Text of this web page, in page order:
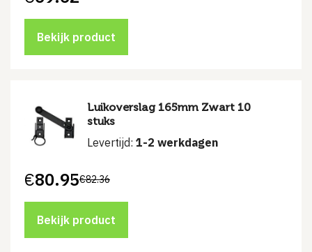
Bekijk product
Luikoverslag 165mm Zwart 10
stuks
Levertijd: 1-2 werkdagen
€82.36
Oorspronkelijke
was:
€82.36.
€80.95
Huidige
is:
€80.95.
Bekijk product